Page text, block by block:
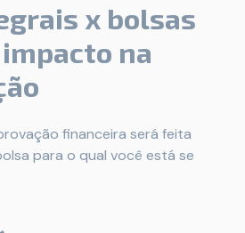
x bolsas
na
financeira será feita
para o qual você está se